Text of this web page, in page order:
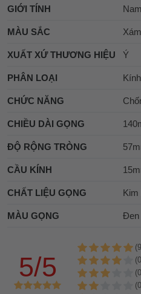
GIỚI TÍNH Nam
MÀU SẮC
XUẤT XỨ THƯƠNG HIỆU Ý
PHÂN LOẠI
CHỨC NĂNG
CHIỀU DÀI GỌNG
ĐỘ RỘNG TRÒNG
CẦU KÍNH
CHẤT LIỆU GỌNG Kim
MÀU GỌNG Đen
5/5